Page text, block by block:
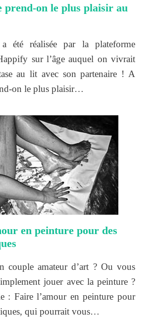
prend-on le plus plaisir au
été réalisée par la plateforme
sur l’âge auquel on vivrait
au lit avec son partenaire ! A
on le plus plaisir…
en peinture pour des
couple amateur d’art ? Ou vous
jouer avec la peinture ?
: Faire l’amour en peinture pour
qui pourrait vous…